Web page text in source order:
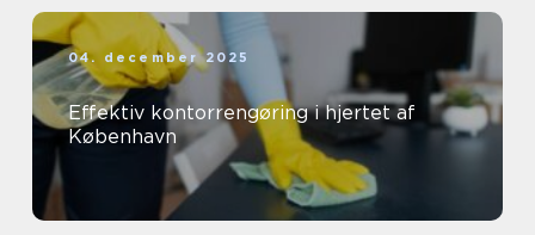
04. december 2025
Effektiv kontorrengøring i hjertet af
København